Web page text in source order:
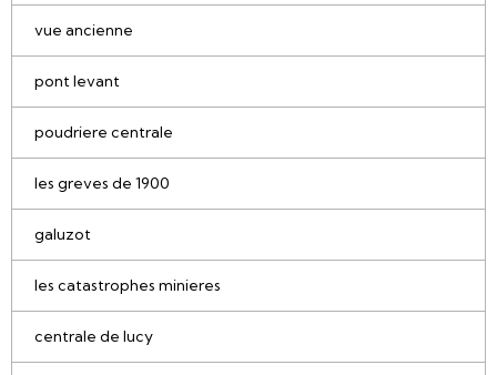
vue ancienne
pont levant
poudriere centrale
les greves de 1900
galuzot
les catastrophes minieres
centrale de lucy